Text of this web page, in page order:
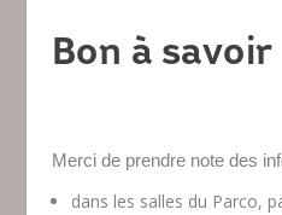
Bon à savoir
Merci de prendre note des
dans les salles du Parco,